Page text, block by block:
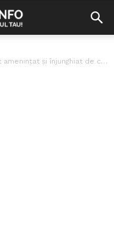
și înjunghiat de către doi indivizi